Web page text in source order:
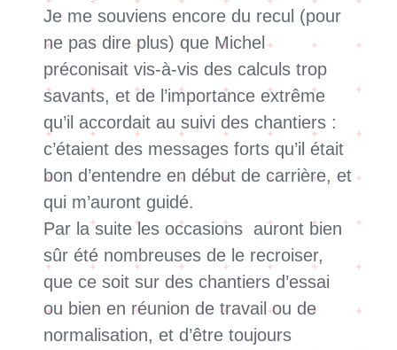
Je me souviens encore du recul (pour
ne pas dire plus) que Michel
préconisait vis-à-vis des calculs trop
savants, et de l’importance extrême
qu’il accordait au suivi des chantiers :
c’étaient des messages forts qu’il était
bon d’entendre en début de carrière, et
qui m’auront guidé.
Par la suite les occasions auront bien
sûr été nombreuses de le recroiser,
que ce soit sur des chantiers d’essai
ou bien en réunion de travail ou de
normalisation, et d’être toujours